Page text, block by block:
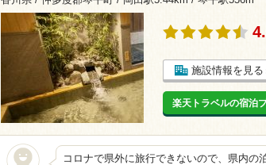
施設情報を見る
楽天トラベルの宿泊
コロナで県外に旅行できないので、県内の